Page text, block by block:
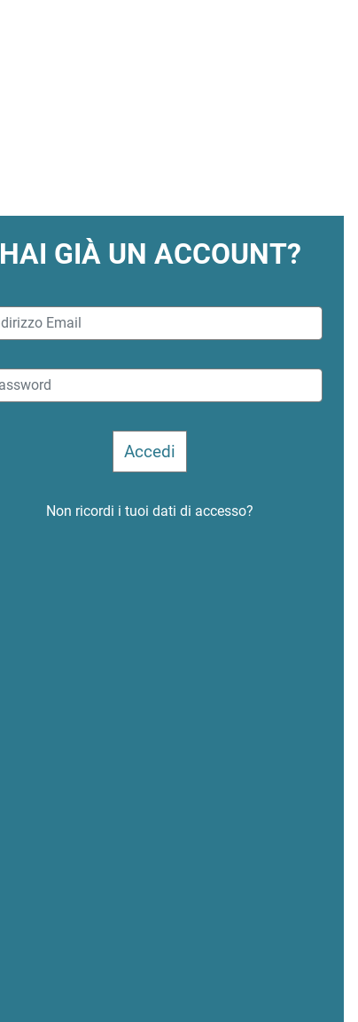
HAI GIÀ UN ACCOUNT?
Non ricordi i tuoi dati di accesso?